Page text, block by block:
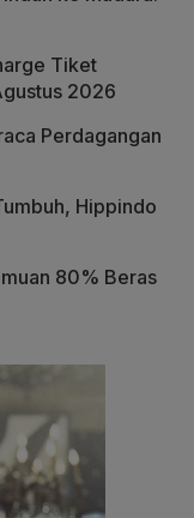
Tiket
2026
Perdagangan
Hippindo
80% Beras